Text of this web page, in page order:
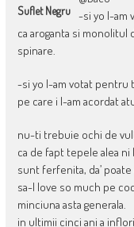
Suflet Negru
-si yo l-am
ca aroganta si monolitul
spinare.
-si yo l-am votat pentru
pe care i l-am acordat
nu-ti trebuie ochi de
ca de fapt tepele alea
sunt ferfenita, da’
sa-l love so much pe
minciuna asta generala.
in ultimii cinci ani a